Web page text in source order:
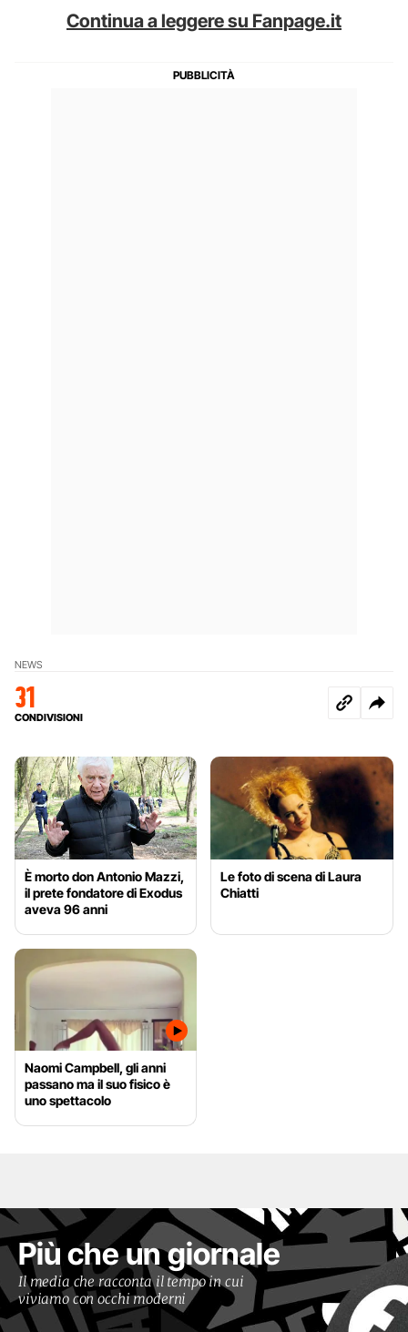
Continua a leggere su Fanpage.it
NEWS
31
CONDIVISIONI
È morto don Antonio Mazzi,
il prete fondatore di Exodus
aveva 96 anni
Le foto di scena di Laura
Chiatti
Naomi Campbell, gli anni
passano ma il suo fisico è
uno spettacolo
Più che un giornale
Il media che racconta il tempo in cui
viviamo con occhi moderni